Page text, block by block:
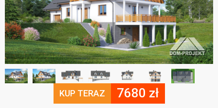
KUP TERAZ 7680 zł